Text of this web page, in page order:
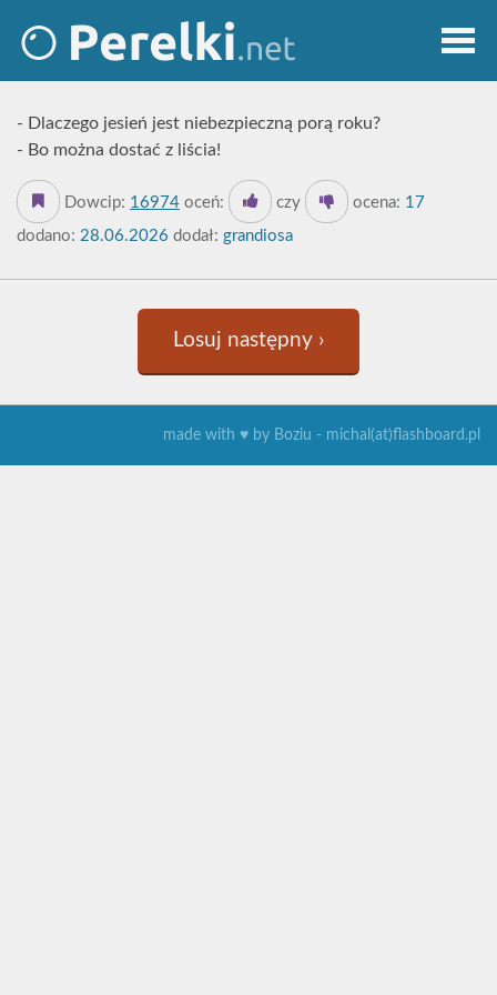
- Dlaczego jesień jest niebezpieczną porą roku?
- Bo można dostać z liścia!
Dowcip: 16974 oceń: czy ocena: 17
dodano: 28.06.2026 dodał: grandiosa
Losuj następny ›
made with ♥ by Boziu - michal(at)flashboard.pl